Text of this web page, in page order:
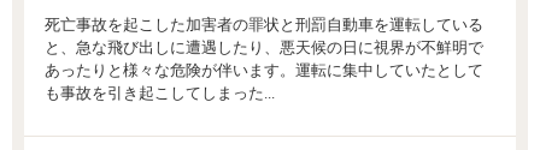
死亡事故を起こした加害者の罪状と刑罰自動車を運転している
と、急な飛び出しに遭遇したり、悪天候の日に視界が不鮮明で
あったりと様々な危険が伴います。運転に集中していたとして
も事故を引き起こしてしまった...